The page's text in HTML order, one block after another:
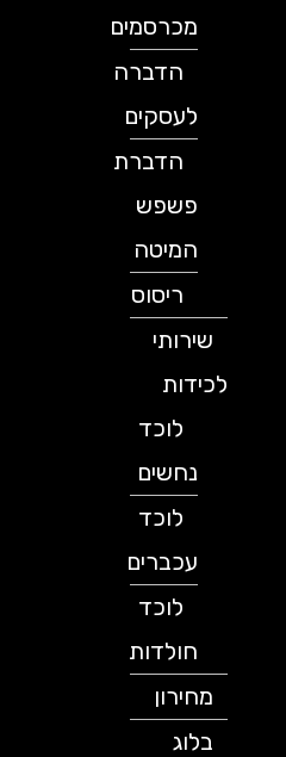
מכרסמים
הדברה
לעסקים
הדברת
פשפש
המיטה
ריסוס
שירותי
לכידות
לוכד
נחשים
לוכד
עכברים
לוכד
חולדות
מחירון
בלוג